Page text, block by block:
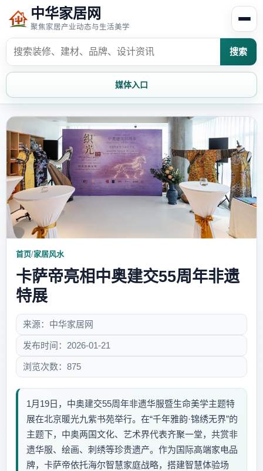
中华家居网
聚焦家居产业动态与生活美学
搜索
媒体入口
家居资讯
家居风水 家居欣赏
时尚饰家 装修设计
家具知识
家装攻略
首页/家居风水
卡萨帝亮相中奥建交55周年非遗
特展
来源：中华家居网
发布时间：2026-01-21
浏览次数：875
1月19日，中奥建交55周年非遗华服暨生命美学主题特
展在北京暖光九紫书苑举行。在“千年雅韵·锦绣无界”的
主题下，中奥两国文化、艺术界代表齐聚一堂，共赏非
遗华服、绘画、刺绣等珍贵遗产。作为国际高端家电品
牌，卡萨帝依托海尔智慧家庭战略，搭建智慧体验场